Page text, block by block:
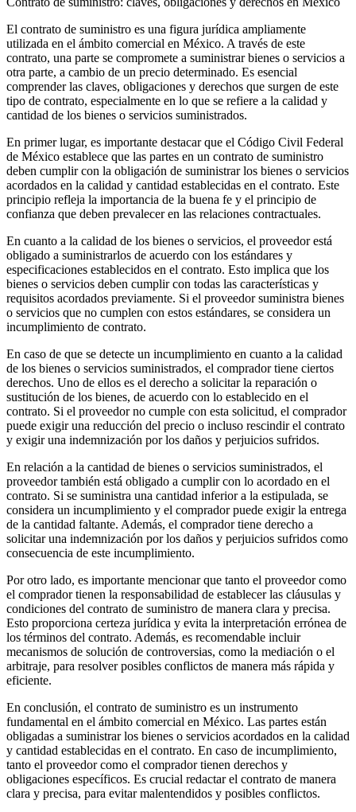
El contrato de suministro es una figura jurídica ampliamente
utilizada en el ámbito comercial en México. A través de este
contrato, una parte se compromete a suministrar bienes o servicios a
otra parte, a cambio de un precio determinado. Es esencial
comprender las claves, obligaciones y derechos que surgen de este
tipo de contrato, especialmente en lo que se refiere a la calidad y
cantidad de los bienes o servicios suministrados.
En primer lugar, es importante destacar que el Código Civil Federal
de México establece que las partes en un contrato de suministro
deben cumplir con la obligación de suministrar los bienes o servicios
acordados en la calidad y cantidad establecidas en el contrato. Este
principio refleja la importancia de la buena fe y el principio de
confianza que deben prevalecer en las relaciones contractuales.
En cuanto a la calidad de los bienes o servicios, el proveedor está
obligado a suministrarlos de acuerdo con los estándares y
especificaciones establecidos en el contrato. Esto implica que los
bienes o servicios deben cumplir con todas las características y
requisitos acordados previamente. Si el proveedor suministra bienes
o servicios que no cumplen con estos estándares, se considera un
incumplimiento de contrato.
En caso de que se detecte un incumplimiento en cuanto a la calidad
de los bienes o servicios suministrados, el comprador tiene ciertos
derechos. Uno de ellos es el derecho a solicitar la reparación o
sustitución de los bienes, de acuerdo con lo establecido en el
contrato. Si el proveedor no cumple con esta solicitud, el comprador
puede exigir una reducción del precio o incluso rescindir el contrato
y exigir una indemnización por los daños y perjuicios sufridos.
En relación a la cantidad de bienes o servicios suministrados, el
proveedor también está obligado a cumplir con lo acordado en el
contrato. Si se suministra una cantidad inferior a la estipulada, se
considera un incumplimiento y el comprador puede exigir la entrega
de la cantidad faltante. Además, el comprador tiene derecho a
solicitar una indemnización por los daños y perjuicios sufridos como
consecuencia de este incumplimiento.
Por otro lado, es importante mencionar que tanto el proveedor como
el comprador tienen la responsabilidad de establecer las cláusulas y
condiciones del contrato de suministro de manera clara y precisa.
Esto proporciona certeza jurídica y evita la interpretación errónea de
los términos del contrato. Además, es recomendable incluir
mecanismos de solución de controversias, como la mediación o el
arbitraje, para resolver posibles conflictos de manera más rápida y
eficiente.
En conclusión, el contrato de suministro es un instrumento
fundamental en el ámbito comercial en México. Las partes están
obligadas a suministrar los bienes o servicios acordados en la calidad
y cantidad establecidas en el contrato. En caso de incumplimiento,
tanto el proveedor como el comprador tienen derechos y
obligaciones específicos. Es crucial redactar el contrato de manera
clara y precisa, para evitar malentendidos y posibles conflictos.